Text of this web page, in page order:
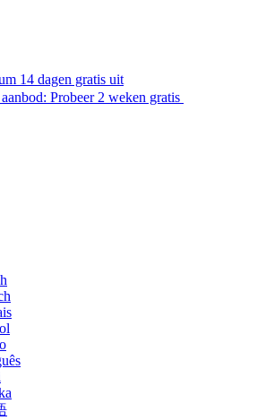
14 dagen gratis uit
Probeer 2 weken gratis